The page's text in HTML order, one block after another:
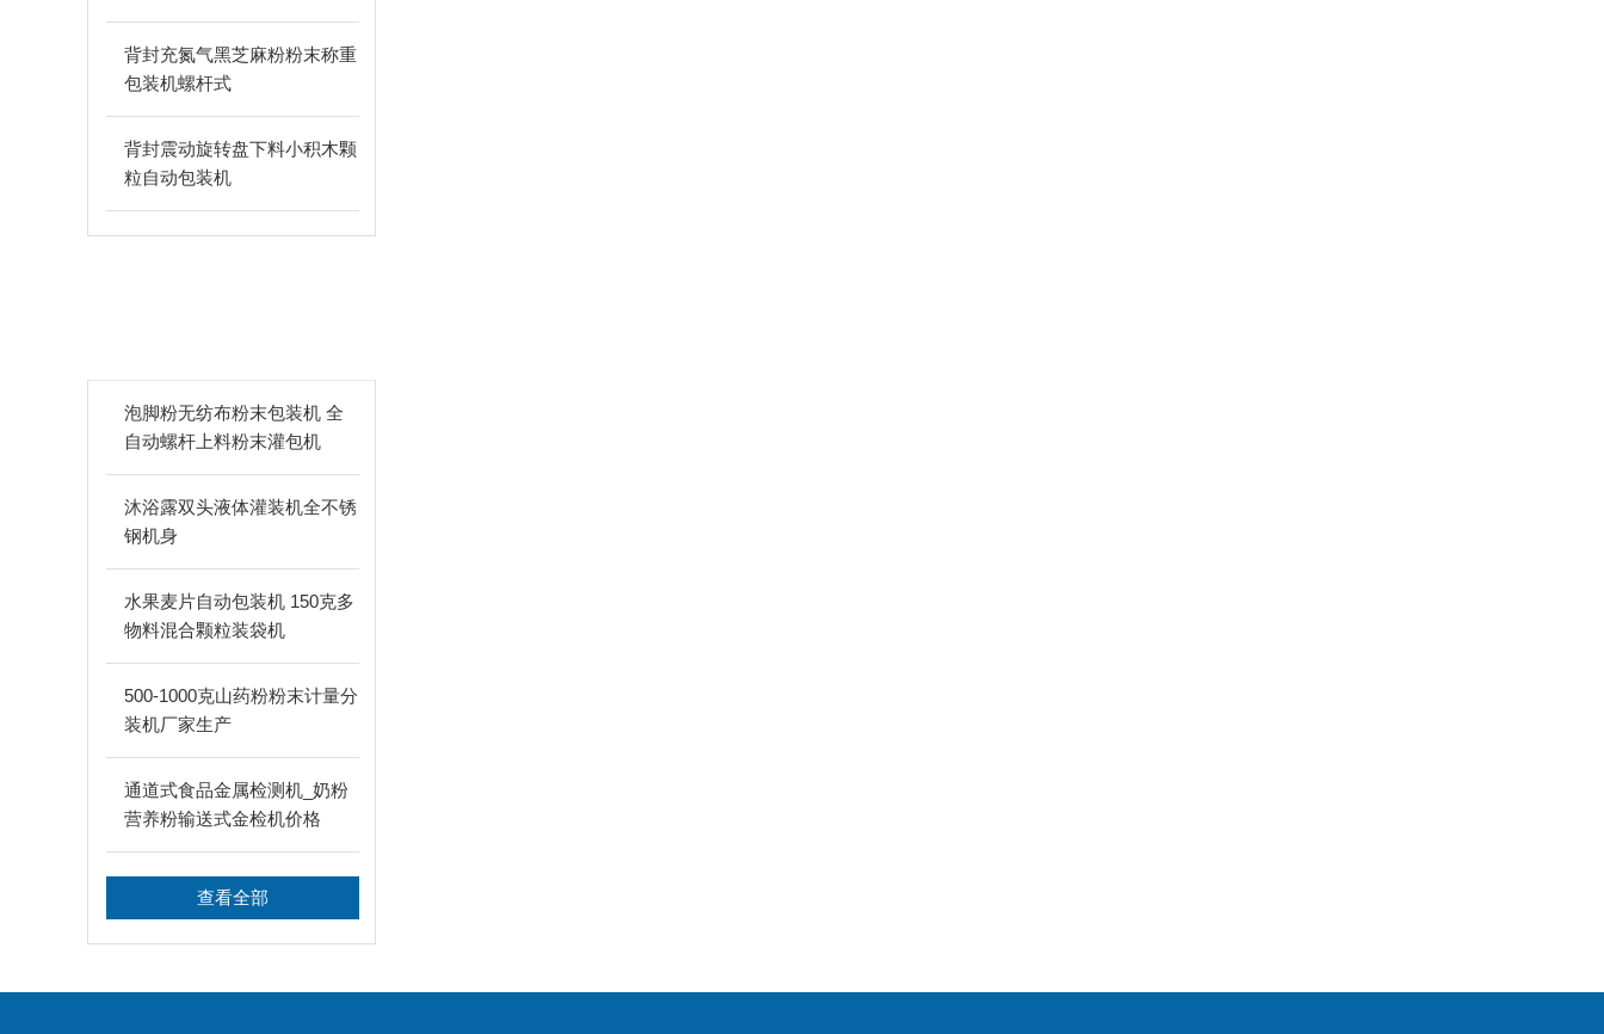
背封充氮气黑芝麻粉粉末称重
包装机螺杆式
背封震动旋转盘下料小积木颗
粒自动包装机
泡脚粉无纺布粉末包装机 全
自动螺杆上料粉末灌包机
沐浴露双头液体灌装机全不锈
钢机身
水果麦片自动包装机 150克多
物料混合颗粒装袋机
500-1000克山药粉粉末计量分
装机厂家生产
通道式食品金属检测机_奶粉
营养粉输送式金检机价格
查看全部